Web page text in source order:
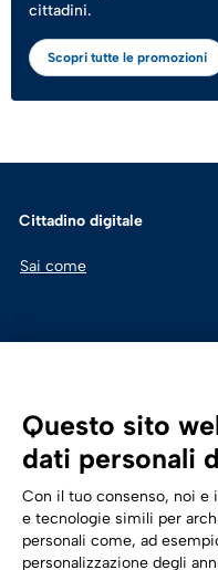
cittadini.
Scopri tutte le promozioni
Cittadino digitale
Sai come
Trasformazione digitale
Questo sito
dati personali
Con il tuo consenso, noi
e tecnologie simili per
personali come, ad
personalizzazione degli